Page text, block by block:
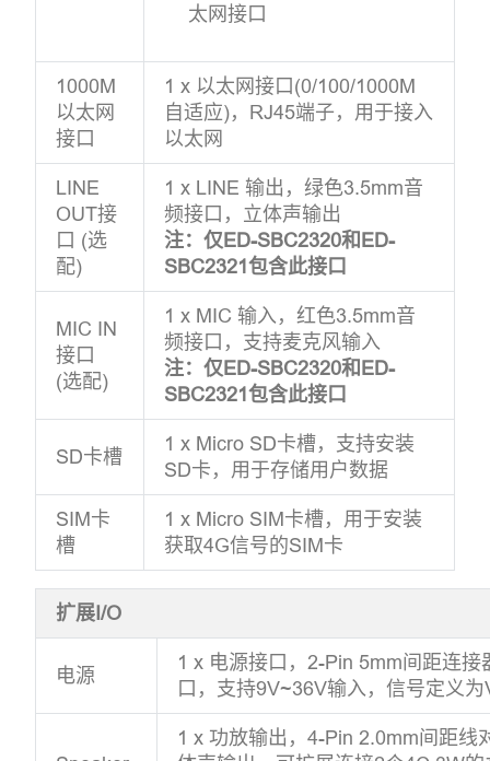
太网接口
1000M
以太网
接口
1 x 以太网接口(0/100/1000M
自适应)，RJ45端子，用于接入
以太网
LINE
OUT接
口 (选
配)
1 x LINE 输出，绿色3.5mm音
频接口，立体声输出
注：仅ED-SBC2320和ED-
SBC2321包含此接口
MIC IN
接口
(选配)
1 x MIC 输入，红色3.5mm音
频接口，支持麦克风输入
注：仅ED-SBC2320和ED-
SBC2321包含此接口
SD卡槽
1 x Micro SD卡槽，支持安装
SD卡，用于存储用户数据
SIM卡
槽
1 x Micro SIM卡槽，用于安装
获取4G信号的SIM卡
扩展I/O
电源
1 x 电源接口，2-Pin 5mm间距连
口，支持9V~36V输入，信号定义
1 x 功放输出，4-Pin 2.0mm间距线